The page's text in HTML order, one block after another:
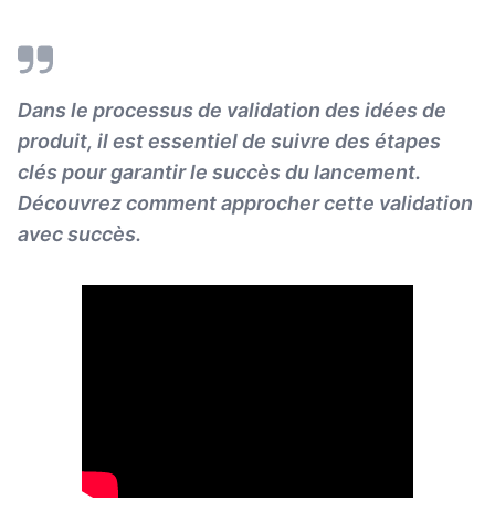
Dans le processus de validation des idées de
produit, il est essentiel de suivre des étapes
clés pour garantir le succès du lancement.
Découvrez comment approcher cette validation
avec succès.